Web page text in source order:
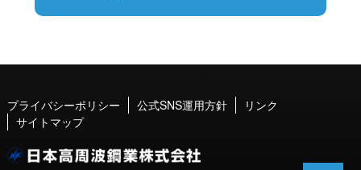
プライバシーポリシー 公式SNS運用方針
リンク
サイトマップ